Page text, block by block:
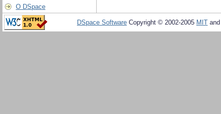
О DSpace
DSpace Software Copyright © 2002-2005 MIT